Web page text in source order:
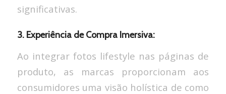
significativas.
3. Experiência de Compra Imersiva:
Ao integrar fotos lifestyle nas páginas de
produto, as marcas proporcionam aos
consumidores uma visão holística de como